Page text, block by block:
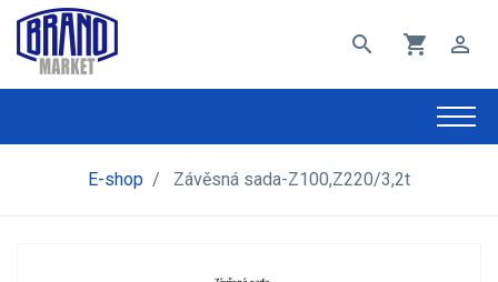
search shopping_cart perm_identity
E-shop / Závěsná sada-Z100,Z220/3,2t